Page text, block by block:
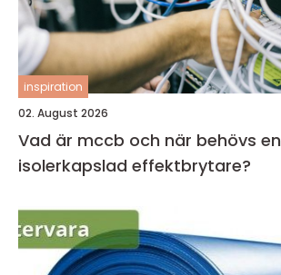
inspiration
02. August 2026
Vad är mccb och när behövs en
isolerkapslad effektbrytare?